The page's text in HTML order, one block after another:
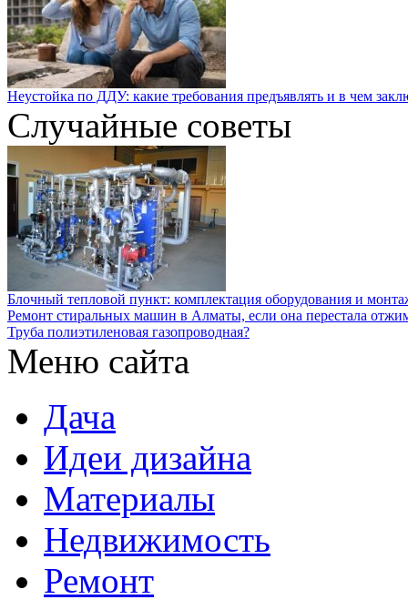
Неустойка по ДДУ: какие требования предъявлять и в чем
Случайные советы
Блочный тепловой пункт: комплектация оборудования и
Ремонт стиральных машин в Алматы, если она перестала
Труба полиэтиленовая газопроводная?
Меню сайта
Дача
Идеи дизайна
Материалы
Недвижимость
Ремонт